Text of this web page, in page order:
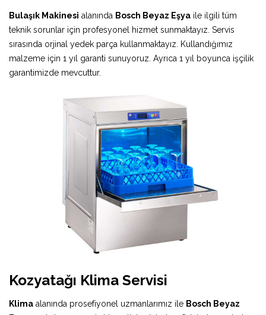
Bulaşık Makinesi alanında Bosch Beyaz Eşya ile ilgili tüm
teknik sorunlar için profesyonel hizmet sunmaktayız. Servis
sırasında orjinal yedek parça kullanmaktayız. Kullandığımız
malzeme için 1 yıl garanti sunuyoruz. Ayrıca 1 yıl boyunca işçilik
garantimizde mevcuttur.
Kozyatağı Klima Servisi
Klima alanında prosefiyonel uzmanlarımız ile Bosch Beyaz